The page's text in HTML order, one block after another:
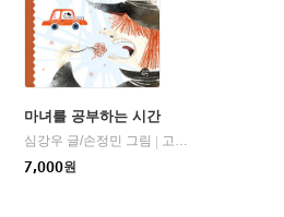
마녀를 공부하는 시간
심강우 글/손정민 그림
고래책빵
7,000원